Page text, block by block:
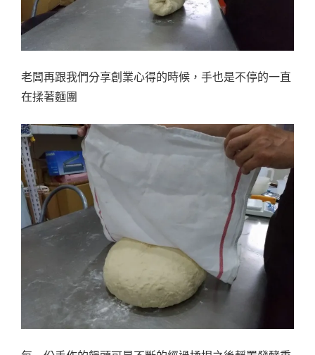
老闆再跟我們分享創業心得的時候，手也是不停的一直
在揉著麵團